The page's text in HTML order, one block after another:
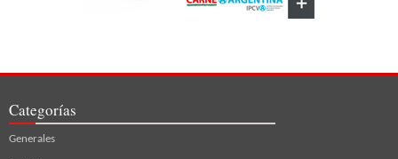
Categorías
Generales